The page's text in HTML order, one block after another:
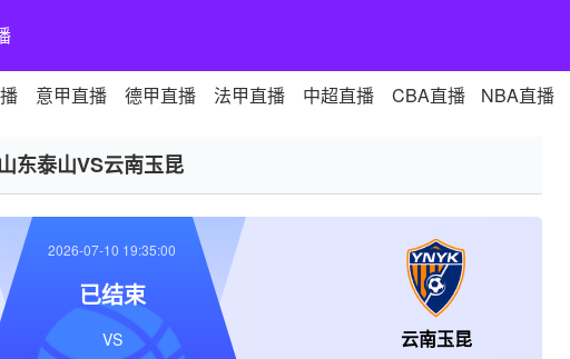
意甲直播 德甲直播 法甲直播 中超直播 CBA直播 NBA直播
山东泰山VS云南玉昆
云南玉昆
2026-07-10 19:35:00
已结束
VS